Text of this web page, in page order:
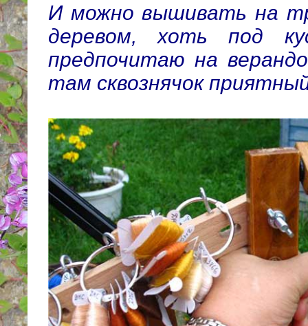
И можно вышивать на
деревом, хоть под
предпочитаю на
там сквознячок